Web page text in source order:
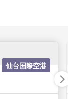
仙台国際空港